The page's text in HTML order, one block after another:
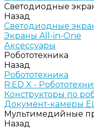
Светодиодные
Назад
Светодиодные
Экраны All-in-One
Аксессуары
Робототехника
Назад
Робототехника
R:ED X -
Конструкторы по
Документ-камеры
Мультимедийные
Назад